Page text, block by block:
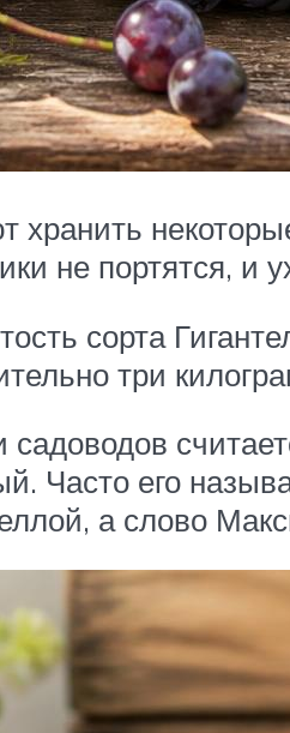
хранить
не портятся, и
сорта
три
Часто его
а слово